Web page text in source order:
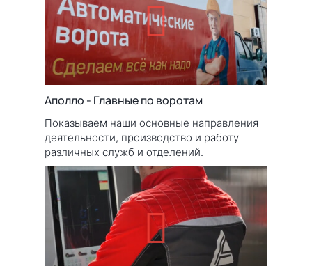
Аполло - Главные по воротам
Показываем наши основные направления
деятельности, производство и работу
различных служб и отделений.